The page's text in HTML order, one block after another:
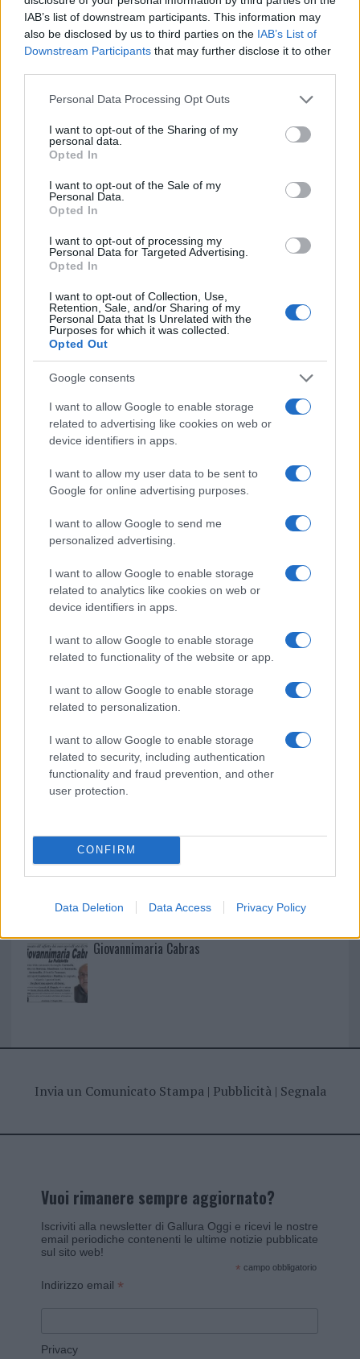
IAB’s list of downstream participants. This information may
also be disclosed by us to third parties on the IAB’s List of
Downstream Participants that may further disclose it to other
Please note that this website/app uses one or more Google
not limited to your visit or usage behaviour. You may click to
grant or deny consent to Google and its third-party tags to
use your data for below specified purposes in below Google
consent section.
Personal Data Processing Opt Outs
I want to opt-out of the Sharing of my
personal data.
Opted In
I want to opt-out of the Sale of my
Personal Data.
Opted In
I want to opt-out of processing my
Personal Data for Targeted Advertising.
Opted In
I want to opt-out of Collection, Use,
Retention, Sale, and/or Sharing of my
Personal Data that Is Unrelated with the
Purposes for which it was collected.
Opted Out
Google consents
I want to allow Google to enable storage
related to advertising like cookies on web or
device identifiers in apps.
I want to allow my user data to be sent to
Google for online advertising purposes.
I want to allow Google to send me
personalized advertising.
I want to allow Google to enable storage
related to analytics like cookies on web or
device identifiers in apps.
I want to allow Google to enable storage
related to functionality of the website or app.
I want to allow Google to enable storage
related to personalization.
I want to allow Google to enable storage
related to security, including authentication
functionality and fraud prevention, and other
user protection.
CONFIRM
Data Deletion Data Access Privacy Policy
minori, Albieri: “Episodi gravissimi”
Gallura, finti clienti svuotano le suite: furto da
50mila nel resort
Meteo Olbia 7 agosto, sole e caldo tornano
protagonisti
Test tunnel Olbia: rampe chiuse ancora fino a
fine agosto
Aggius conquista la classifica delle mete più
NECROLOGIE
Mario Malu
Paolo Pinna
I nostri cari
I nostri cari
Giovannimaria Cabras
Invia un Comunicato Stampa| Pubblicità| Segnala
Vuoi rimanere sempre aggiornato?
Iscriviti alla newsletter di Gallura Oggi e ricevi le nostre
email periodiche contenenti le ultime notizie pubblicate
sul sito web!
* campo obbligatorio
Indirizzo email *
Privacy